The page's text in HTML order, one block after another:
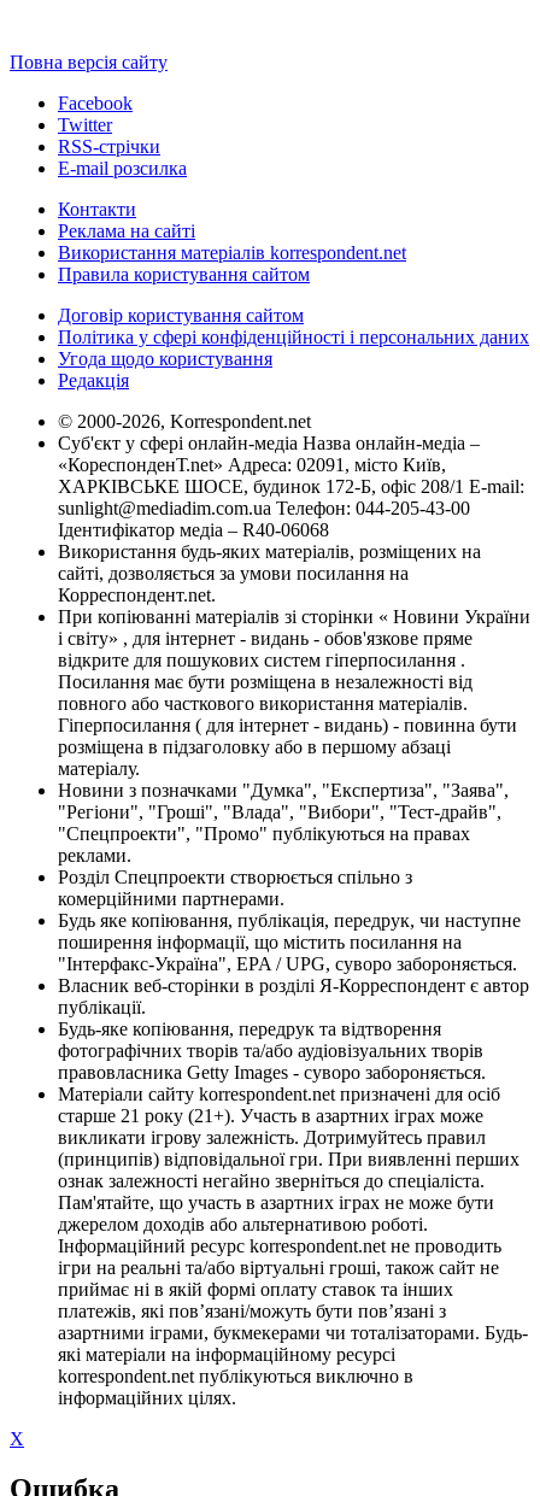
Повна версія сайту
Facebook
Twitter
RSS-стрічки
E-mail розсилка
Контакти
Реклама на сайті
Використання матеріалів korrespondent.net
Правила користування сайтом
Договір користування сайтом
Політика у сфері конфіденційності і персональних даних
Угода щодо користування
Редакція
© 2000-2026, Korrespondent.net
Суб'єкт у сфері онлайн-медіа Назва онлайн-медіа –
«КореспонденТ.net» Адреса: 02091, місто Київ,
ХАРКІВСЬКЕ ШОСЕ, будинок 172-Б, офіс 208/1 E-mail:
sunlight@mediadim.com.ua Телефон: 044-205-43-00
Ідентифікатор медіа – R40-06068
Використання будь-яких матеріалів, розміщених на
сайті, дозволяється за умови посилання на
Корреспондент.net.
При копіюванні матеріалів зі сторінки « Новини України
і світу» , для інтернет - видань - обов'язкове пряме
відкрите для пошукових систем гіперпосилання .
Посилання має бути розміщена в незалежності від
повного або часткового використання матеріалів.
Гіперпосилання ( для інтернет - видань) - повинна бути
розміщена в підзаголовку або в першому абзаці
матеріалу.
Новини з позначками "Думка", "Експертиза", "Заява",
"Регіони", "Гроші", "Влада", "Вибори", "Тест-драйв",
"Спецпроекти", "Промо" публікуються на правах
реклами.
Розділ Спецпроекти створюється спільно з
комерційними партнерами.
Будь яке копіювання, публікація, передрук, чи наступне
поширення інформації, що містить посилання на
"Інтерфакс-Україна", EPA / UPG, суворо забороняється.
Власник веб-сторінки в розділі Я-Корреспондент є автор
публікації.
Будь-яке копіювання, передрук та відтворення
фотографічних творів та/або аудіовізуальних творів
правовласника Getty Images - суворо забороняється.
Матеріали сайту korrespondent.net призначені для осіб
старше 21 року (21+). Участь в азартних іграх може
викликати ігрову залежність. Дотримуйтесь правил
(принципів) відповідальної гри. При виявленні перших
ознак залежності негайно зверніться до спеціаліста.
Пам'ятайте, що участь в азартних іграх не може бути
джерелом доходів або альтернативою роботі.
Інформаційний ресурс korrespondent.net не проводить
ігри на реальні та/або віртуальні гроші, також сайт не
приймає ні в якій формі оплату ставок та інших
платежів, які пов’язані/можуть бути пов’язані з
азартними іграми, букмекерами чи тоталізаторами. Будь-
які матеріали на інформаційному ресурсі
korrespondent.net публікуються виключно в
інформаційних цілях.
X
Ошибка